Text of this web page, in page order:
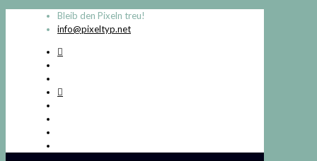
Bleib den Pixeln treu!
info@pixeltyp.net